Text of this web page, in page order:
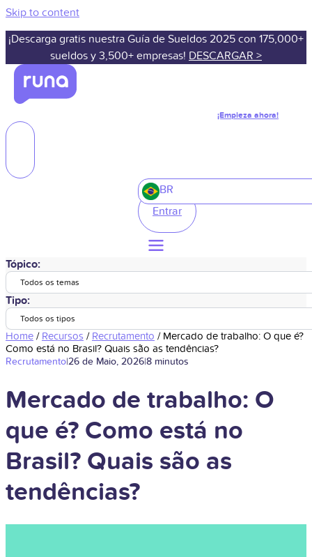
Skip to content
¡Descarga gratis nuestra Guía de Sueldos 2025 con 175,000+
sueldos y 3,500+ empresas! DESCARGAR >
¡Empieza ahora!
BR
Entrar
Tópico:
Todos os temas
Tipo:
Todos os tipos
Home / Recursos / Recrutamento / Mercado de trabalho: O que é?
Como está no Brasil? Quais são as tendências?
Recrutamento|26 de Maio, 2026|8 minutos
Mercado de trabalho: O
que é? Como está no
Brasil? Quais são as
tendências?